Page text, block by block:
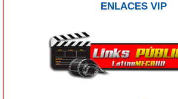
ENLACES VIP